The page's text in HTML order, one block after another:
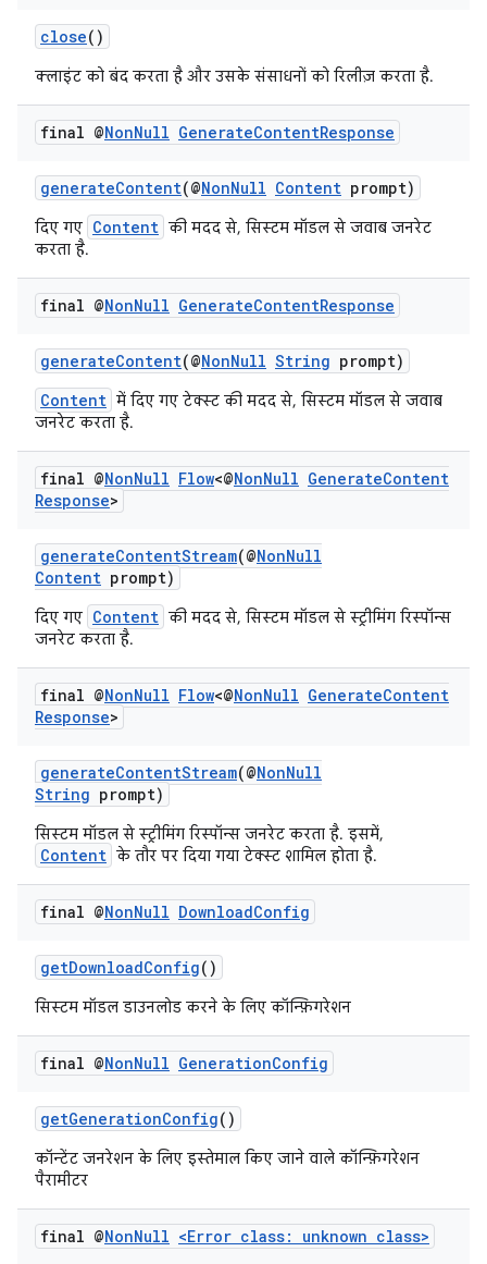
close()
क्लाइंट को बंद करता है और उसके संसाधनों को रिलीज़ करता है.
final @NonNull GenerateContentResponse
generateContent(@NonNull Content prompt)
दिए गए Content की मदद से, सिस्टम मॉडल से जवाब जनरेट
करता है.
final @NonNull GenerateContentResponse
generateContent(@NonNull String prompt)
Content में दिए गए टेक्स्ट की मदद से, सिस्टम मॉडल से जवाब
जनरेट करता है.
final @NonNull Flow<@NonNull GenerateContent
Response>
generateContentStream(@NonNull
Content prompt)
दिए गए Content की मदद से, सिस्टम मॉडल से स्ट्रीमिंग रिस्पॉन्स
जनरेट करता है.
final @NonNull Flow<@NonNull GenerateContent
Response>
generateContentStream(@NonNull
String prompt)
सिस्टम मॉडल से स्ट्रीमिंग रिस्पॉन्स जनरेट करता है. इसमें,
Content के तौर पर दिया गया टेक्स्ट शामिल होता है.
final @NonNull DownloadConfig
getDownloadConfig()
सिस्टम मॉडल डाउनलोड करने के लिए कॉन्फ़िगरेशन
final @NonNull GenerationConfig
getGenerationConfig()
कॉन्टेंट जनरेशन के लिए इस्तेमाल किए जाने वाले कॉन्फ़िगरेशन
पैरामीटर
final @NonNull <Error class: unknown class>